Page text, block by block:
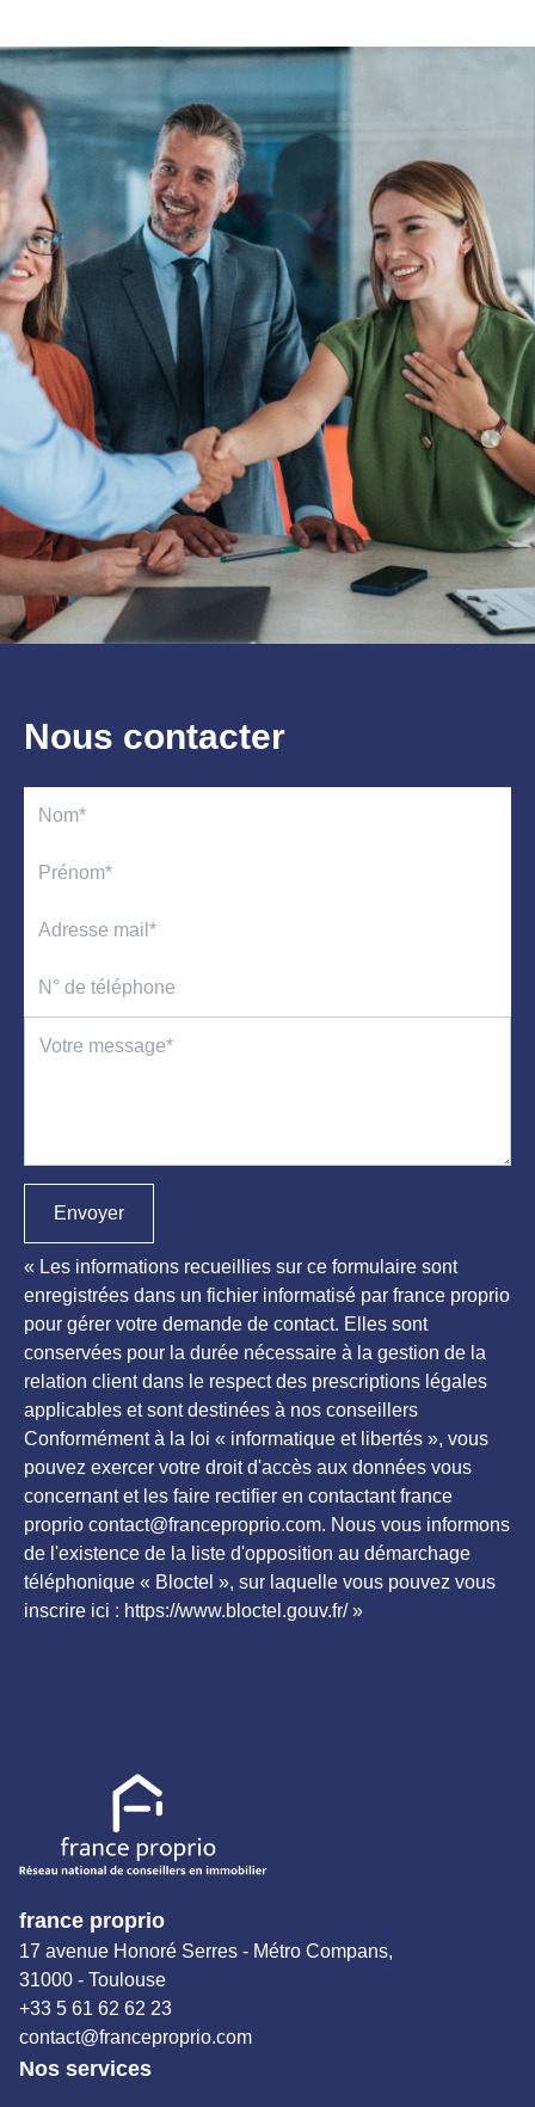
Nous contacter
Envoyer
« Les informations recueillies sur ce formulaire sont
enregistrées dans un fichier informatisé par france proprio
pour gérer votre demande de contact. Elles sont
conservées pour la durée nécessaire à la gestion de la
relation client dans le respect des prescriptions légales
applicables et sont destinées à nos conseillers
Conformément à la loi « informatique et libertés », vous
pouvez exercer votre droit d'accès aux données vous
concernant et les faire rectifier en contactant france
proprio contact@franceproprio.com. Nous vous informons
de l'existence de la liste d'opposition au démarchage
téléphonique « Bloctel », sur laquelle vous pouvez vous
inscrire ici : https://www.bloctel.gouv.fr/ »
france proprio
17 avenue Honoré Serres - Métro Compans,
31000 - Toulouse
+33 5 61 62 62 23
contact@franceproprio.com
Nos services